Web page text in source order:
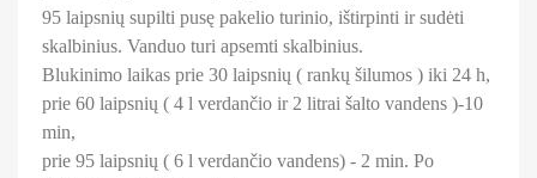
95 laipsnių supilti pusę pakelio turinio, ištirpinti ir sudėti
skalbinius. Vanduo turi apsemti skalbinius.
Blukinimo laikas prie 30 laipsnių ( rankų šilumos ) iki 24 h,
prie 60 laipsnių ( 4 l verdančio ir 2 litrai šalto vandens )-10
min,
prie 95 laipsnių ( 6 l verdančio vandens) - 2 min. Po